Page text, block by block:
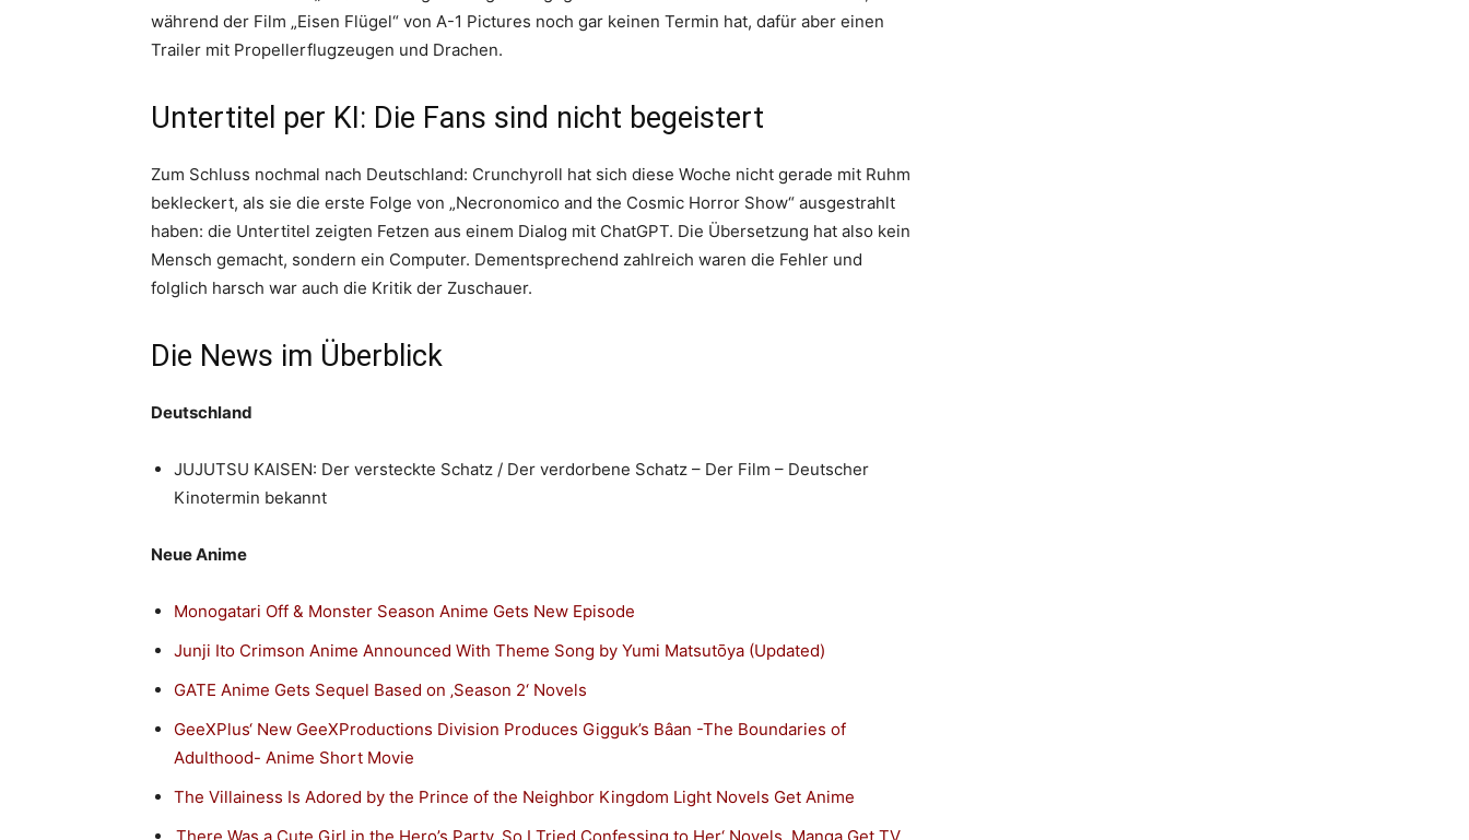
während der Film „Eisen Flügel“ von A-1 Pictures noch gar keinen Termin hat, dafür aber einen
Trailer mit Propellerflugzeugen und Drachen.
Untertitel per KI: Die Fans sind nicht begeistert
Zum Schluss nochmal nach Deutschland: Crunchyroll hat sich diese Woche nicht gerade mit Ruhm
bekleckert, als sie die erste Folge von „Necronomico and the Cosmic Horror Show“ ausgestrahlt
haben: die Untertitel zeigten Fetzen aus einem Dialog mit ChatGPT. Die Übersetzung hat also kein
Mensch gemacht, sondern ein Computer. Dementsprechend zahlreich waren die Fehler und
folglich harsch war auch die Kritik der Zuschauer.
Die News im Überblick
Deutschland
JUJUTSU KAISEN: Der versteckte Schatz / Der verdorbene Schatz – Der Film – Deutscher
Kinotermin bekannt
Neue Anime
Monogatari Off & Monster Season Anime Gets New Episode
Junji Ito Crimson Anime Announced With Theme Song by Yumi Matsutōya (Updated)
GATE Anime Gets Sequel Based on ‚Season 2‘ Novels
GeeXPlus‘ New GeeXProductions Division Produces Gigguk’s Bâan -The Boundaries of
Adulthood- Anime Short Movie
The Villainess Is Adored by the Prince of the Neighbor Kingdom Light Novels Get Anime